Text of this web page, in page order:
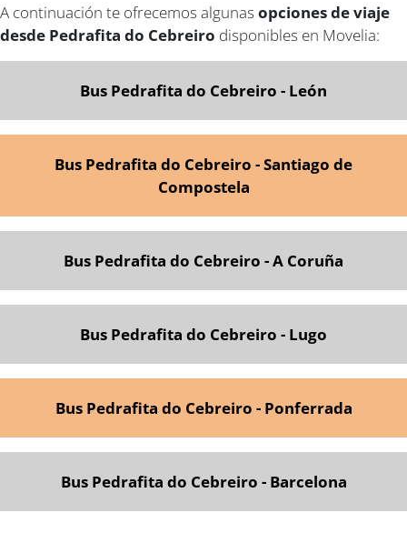
A continuación te ofrecemos algunas opciones de viaje
desde Pedrafita do Cebreiro disponibles en Movelia:
Bus Pedrafita do Cebreiro - León
Bus Pedrafita do Cebreiro - Santiago de
Compostela
Bus Pedrafita do Cebreiro - A Coruña
Bus Pedrafita do Cebreiro - Lugo
Bus Pedrafita do Cebreiro - Ponferrada
Bus Pedrafita do Cebreiro - Barcelona